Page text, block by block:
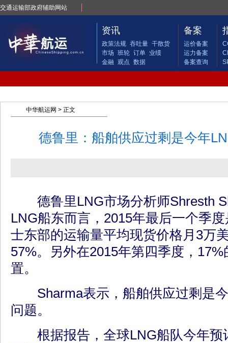
交通运输部政府辅助网站
资讯
政策法规 吞吐量 干散货
市场 班轮 订单 业绩
金融 观点 数据
备案
运价备案
运力备案
备案查询
中华航运网 > 正文
德鲁里：船舶供应过剩是今年
德鲁里LNG市场分析师Shresth
LNG船东而言，2015年最后一个季
士东部的运输量平均现货价格月3万
57%。另外在2015年第四季度，
置。
Sharma表示，船舶供应过剩是今
问题。
根据报告，全球LNG船队今年预